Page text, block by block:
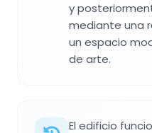
y
mediante una
un espacio
de arte.
El edificio